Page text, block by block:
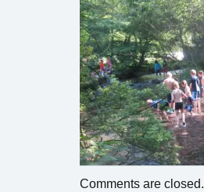
Comments are closed.